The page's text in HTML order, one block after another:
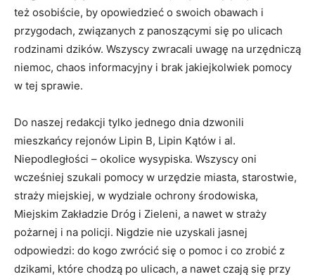
też osobiście, by opowiedzieć o swoich obawach i
przygodach, związanych z panoszącymi się po ulicach
rodzinami dzików. Wszyscy zwracali uwagę na urzędniczą
niemoc, chaos informacyjny i brak jakiejkolwiek pomocy
w tej sprawie.
Do naszej redakcji tylko jednego dnia dzwonili
mieszkańcy rejonów Lipin B, Lipin Kątów i al.
Niepodległości – okolice wysypiska. Wszyscy oni
wcześniej szukali pomocy w urzędzie miasta, starostwie,
straży miejskiej, w wydziale ochrony środowiska,
Miejskim Zakładzie Dróg i Zieleni, a nawet w straży
pożarnej i na policji. Nigdzie nie uzyskali jasnej
odpowiedzi: do kogo zwrócić się o pomoc i co zrobić z
dzikami, które chodzą po ulicach, a nawet czają się przy